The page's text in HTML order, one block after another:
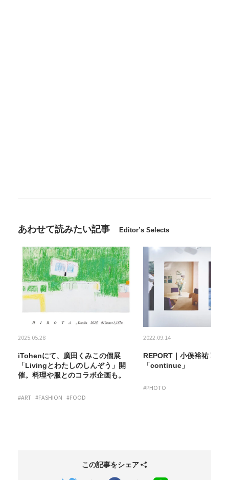
あわせて読みたい記事 Editor’s Selects
2025.05.28
iTohenにて、廣田くみこの個展
「Livingとわたしのしんぞう」開
催。料理や服とのコラボ企画も。
#ART #FASHION #FOOD
2022.09.14
REPORT｜小俣裕祐 写真
「continue」
#PHOTO
この記事をシェア